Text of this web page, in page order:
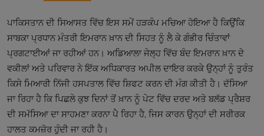
ਪਾਕਿਸਤਾਨ ਦੀ ਸਿਆਸਤ ਵਿੱਚ ਇਸ ਸਮੇਂ ਹੜਕੰਪ ਮਚਿਆ ਹੋਇਆ ਹੈ ਕਿਉਂਕਿ
ਸਾਬਕਾ ਪ੍ਰਧਾਨ ਮੰਤਰੀ ਇਮਰਾਨ ਖ਼ਾਨ ਦੀ ਸਿਹਤ ਨੂੰ ਲੈ ਕੇ ਗੰਭੀਰ ਚਿੰਤਾਵਾਂ
ਪ੍ਰਗਟਾਈਆਂ ਜਾ ਰਹੀਆਂ ਹਨ। ਅਡਿਆਲਾ ਜੇਲ੍ਹ ਵਿੱਚ ਬੰਦ ਇਮਰਾਨ ਖ਼ਾਨ ਦੇ
ਵਕੀਲਾਂ ਅਤੇ ਪਰਿਵਾਰ ਨੇ ਇੱਕ ਅਧਿਕਾਰਤ ਅਪੀਲ ਦਾਇਰ ਕਰਕੇ ਉਨ੍ਹਾਂ ਨੂੰ ਤੁਰੰਤ
ਕਿਸੇ ਮਿਆਰੀ ਨਿੱਜੀ ਹਸਪਤਾਲ ਵਿੱਚ ਸ਼ਿਫਟ ਕਰਨ ਦੀ ਮੰਗ ਕੀਤੀ ਹੈ। ਦੱਸਿਆ
ਜਾ ਰਿਹਾ ਹੈ ਕਿ ਪਿਛਲੇ ਕੁਝ ਦਿਨਾਂ ਤੋਂ ਖ਼ਾਨ ਨੂੰ ਪੇਟ ਵਿੱਚ ਦਰਦ ਅਤੇ ਬਲੱਡ ਪ੍ਰੈਸ਼ਰ
ਦੀ ਸਮੱਸਿਆ ਦਾ ਸਾਹਮਣਾ ਕਰਨਾ ਪੈ ਰਿਹਾ ਹੈ, ਜਿਸ ਕਾਰਨ ਉਨ੍ਹਾਂ ਦੀ ਸਰੀਰਕ
ਹਾਲਤ ਕਮਜ਼ੋਰ ਹੁੰਦੀ ਜਾ ਰਹੀ ਹੈ।